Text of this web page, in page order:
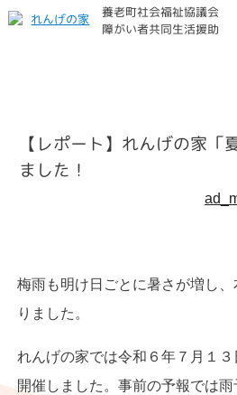
養老町社会福祉協議会
障がい者共同生活援助れ
【レポート】れんげの家「
ました！
梅雨も明け日ごとに暑さが増し
りました。
れんげの家では令和６年７月１
開催しました。事前の予報では